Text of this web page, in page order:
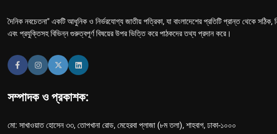
দৈনিক নবচেতনা" একটি আধুনিক ও নির্ভরযোগ্য জাতীয় পত্রিকা, যা বাংলাদেশের প্রতিটি প্রান্ত থেকে
এবং প্রযুক্তিসহ বিভিন্ন গুরুত্বপূর্ণ বিষয়ের উপর ভিত্তি করে পাঠকদের তথ্য প্রদান করে।
সম্পাদক ও প্রকাশক:
মো: সাখাওয়াত হোসেন ৩৩, তোপখানা রোড, মেহেরবা প্লাজা (৮ম তলা), শাহবাগ, ঢাকা-১০০০